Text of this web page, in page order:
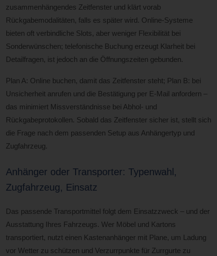
zusammenhängendes Zeitfenster und klärt vorab
Rückgabemodalitäten, falls es später wird. Online-Systeme
bieten oft verbindliche Slots, aber weniger Flexibilität bei
Sonderwünschen; telefonische Buchung erzeugt Klarheit bei
Detailfragen, ist jedoch an die Öffnungszeiten gebunden.
Plan A: Online buchen, damit das Zeitfenster steht; Plan B: bei
Unsicherheit anrufen und die Bestätigung per E-Mail anfordern –
das minimiert Missverständnisse bei Abhol- und
Rückgabeprotokollen. Sobald das Zeitfenster sicher ist, stellt sich
die Frage nach dem passenden Setup aus Anhängertyp und
Zugfahrzeug.
Anhänger oder Transporter: Typenwahl,
Zugfahrzeug, Einsatz
Das passende Transportmittel folgt dem Einsatzzweck – und der
Ausstattung Ihres Fahrzeugs. Wer Möbel und Kartons
transportiert, nutzt einen Kastenanhänger mit Plane, um Ladung
vor Wetter zu schützen und Verzurrpunkte für Zurrgurte zu